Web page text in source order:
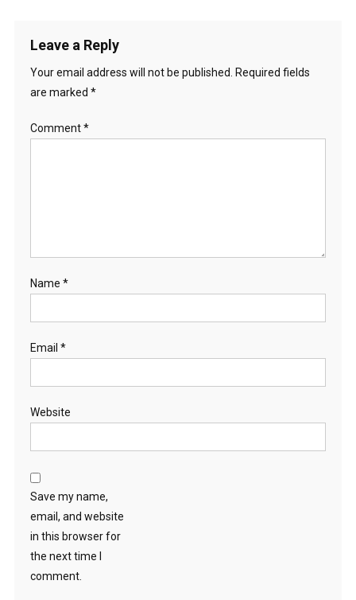
Leave a Reply
Your email address will not be published.
Required fields
are marked *
Comment*
Name *
Email *
Website
Save my name,
email, and website
in this browser for
the next time I
comment.